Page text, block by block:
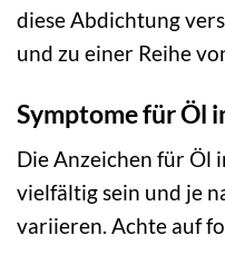
diese Abdichtung
und zu einer Reihe
Symptome für Öl
Die Anzeichen für Öl
vielfältig sein und je
variieren. Achte auf